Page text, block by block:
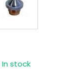
In stock